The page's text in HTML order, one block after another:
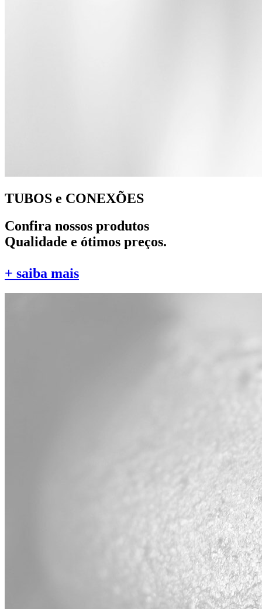
TUBOS e CONEXÕES
Confira nossos produtos
Qualidade e ótimos preços.
+ saiba mais